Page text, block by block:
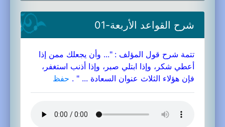
شرح القواعد الأربعة-01
تتمة شرح قول المؤلف : "... وأن يجعلك ممن إذا
أعطي شكر، وإذا ابتلي صبر، وإذا أذنب استغفر،
فإن هؤلاء الثلاث عنوان السعادة ... " . حفظ